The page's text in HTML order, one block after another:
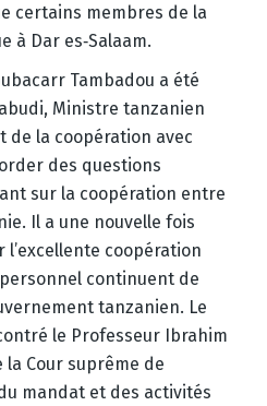
certains membres de la
à Dar es‑Salaam.
Tambadou a été
Ministre tanzanien
de la coopération avec
des questions
sur la coopération entre
Il a une nouvelle fois
coopération
continuent de
tanzanien. Le
le Professeur Ibrahim
la Cour suprême de
mandat et des activités